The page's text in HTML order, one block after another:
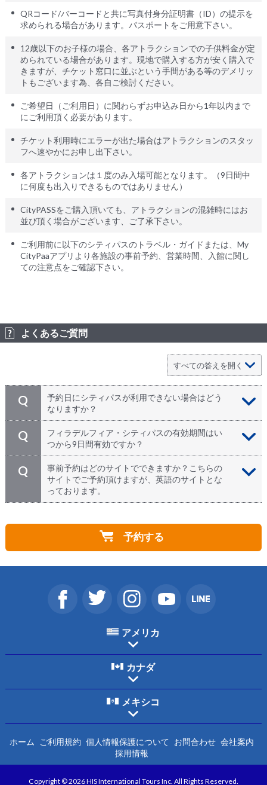
QRコード/バーコードと共に写真付身分証明書（ID）の提示を
求められる場合があります。パスポートをご用意下さい。
12歳以下のお子様の場合、各アトラクションでの子供料金が定
められている場合があります。現地で購入する方が安く購入で
きますが、チケット窓口に並ぶという手間がある等のデメリッ
トもございます為、各自ご検討ください。
ご希望日（ご利用日）に関わらずお申込み日から1年以内まで
にご利用頂く必要があります。
チケット利用時にエラーが出た場合はアトラクションのスタッ
フへ速やかにお申し出下さい。
各アトラクションは１度のみ入場可能となります。（9日間中
に何度も出入りできるものではありません）
CityPASSをご購入頂いても、アトラクションの混雑時にはお
並び頂く場合がございます、ご了承下さい。
ご利用前に以下のシティパスのトラベル・ガイドまたは、My
CityPaaアプリより各施設の事前予約、営業時間、入館に関し
ての注意点をご確認下さい。
よくあるご質問
Q
予約日にシティパスが利用できない場合はどう
なりますか？
A
ご予約日に関わらずお申込み日から1年以内にご利用頂
く必要があります。お送りするチケットに引換日の期限
の記載があります。
Q
フィラデルフィア・シティパスの有効期間はい
つから9日間有効ですか？
A
最初のアトラクションで使用開始してから9日間有効と
なります。
Q
事前予約はどのサイトでできますか？こちらの
サイトでご予約頂けますが、英語のサイトとな
っております。
予約する
アメリカ
カナダ
メキシコ
ホーム ご利用規約 個人情報保護について お問合わせ 会社案内
採用情報
Copyright © 2026 HIS International Tours Inc. All Rights Reserved.